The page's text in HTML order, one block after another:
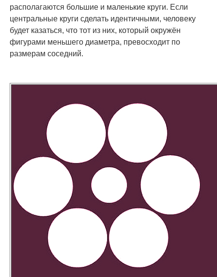
располагаются большие и маленькие круги. Если
центральные круги сделать идентичными, человеку
будет казаться, что тот из них, который окружён
фигурами меньшего диаметра, превосходит по
размерам соседний.